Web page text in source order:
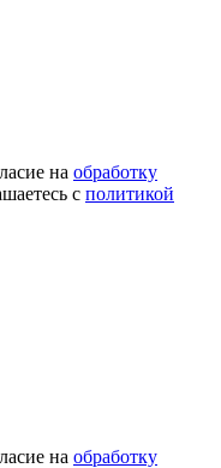
на обработку
с политикой
на обработку